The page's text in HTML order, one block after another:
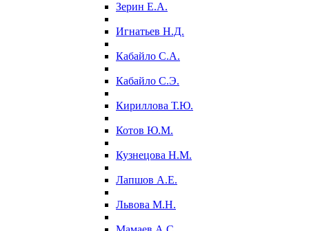
Зерин Е.А.
Игнатьев Н.Д.
Кабайло С.А.
Кабайло С.Э.
Кириллова Т.Ю.
Котов Ю.М.
Кузнецова Н.М.
Лапшов А.Е.
Львова М.Н.